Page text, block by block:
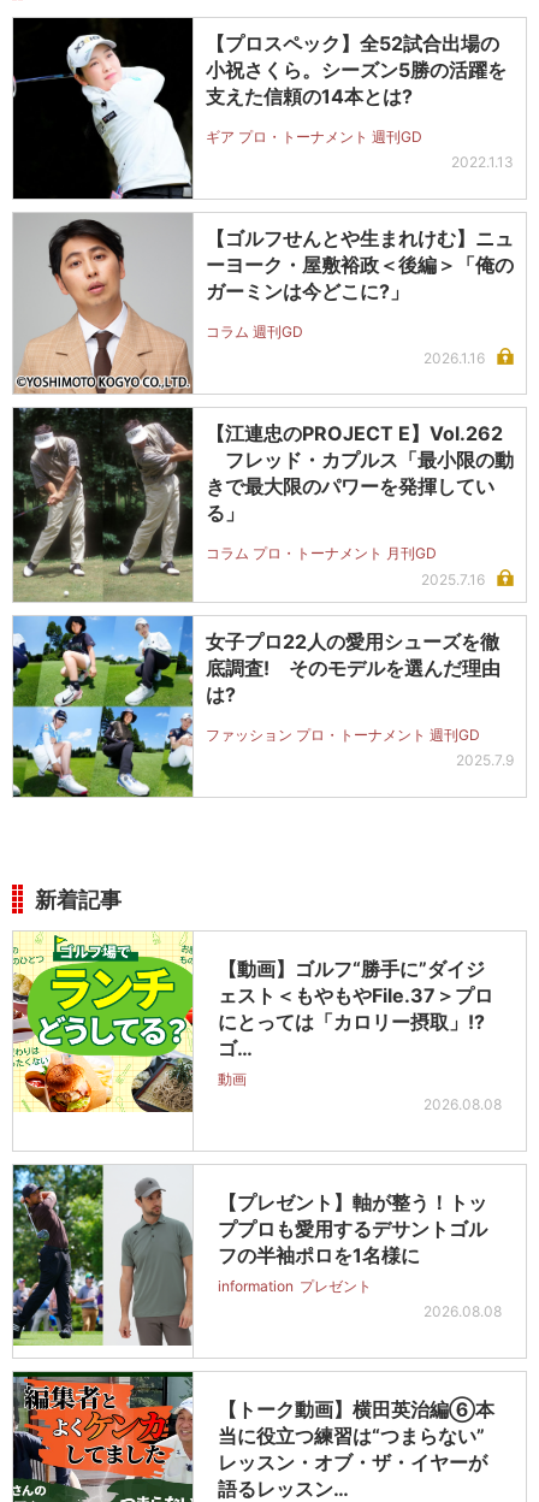
【プロスペック】全52試合出場の
小祝さくら。シーズン5勝の活躍を
支えた信頼の14本とは?
ギア プロ・トーナメント 週刊GD
2022.1.13
【ゴルフせんとや生まれけむ】ニュ
ーヨーク・屋敷裕政＜後編＞「俺の
ガーミンは今どこに?」
コラム 週刊GD
2026.1.16
【江連忠のPROJECT E】Vol.262
フレッド・カプルス「最小限の動
きで最大限のパワーを発揮してい
る」
コラム プロ・トーナメント 月刊GD
2025.7.16
女子プロ22人の愛用シューズを徹
底調査! そのモデルを選んだ理由
は?
ファッション プロ・トーナメント 週刊GD
2025.7.9
新着記事
【動画】ゴルフ“勝手に”ダイジ
ェスト＜もやもやFile.37＞プロ
にとっては「カロリー摂取」!?
ゴ…
動画
2026.08.08
【プレゼント】軸が整う！トッ
ププロも愛用するデサントゴル
フの半袖ポロを1名様に
information プレゼント
2026.08.08
【トーク動画】横田英治編⑥本
当に役立つ練習は“つまらない”
レッスン・オブ・ザ・イヤーが
語るレッスン…